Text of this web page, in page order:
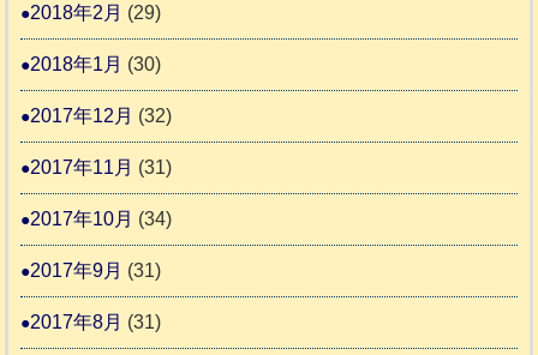
2018年2月 (29)
2018年1月 (30)
2017年12月 (32)
2017年11月 (31)
2017年10月 (34)
2017年9月 (31)
2017年8月 (31)